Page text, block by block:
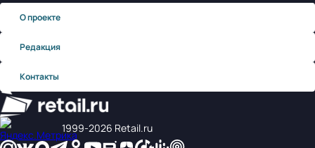
О проекте
Редакция
Контакты
1999‑2026 Retail.ru